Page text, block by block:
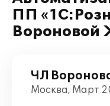
ПП
Вороновой
ЧЛ
Москва, Март